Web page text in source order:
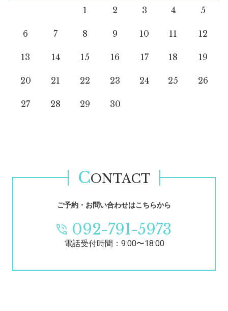
1 2 3 4 5
6 7 8 9 10 11 12
13 14 15 16 17 18 19
20 21 22 23 24 25 26
27 28 29 30
CONTACT
ご予約・お問い合わせはこちらから
092-791-5973
電話受付時間：9:00〜18:00